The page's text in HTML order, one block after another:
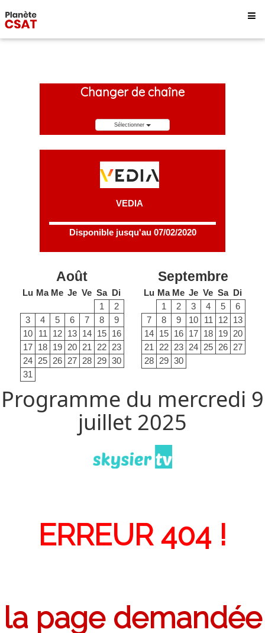
Changer de chaîne
Sélectionner
VEDIA
Disponible jusqu'au 07/02/2020
Août
Lu Ma Me Je Ve Sa Di
1
2
3
4 5 6 7 8
9
10
11 12 13 14 15 16
17 18 19 20 21 22 23
24 25 26 27 28 29 30
31
Septembre
Lu Ma Me Je Ve Sa Di
1
2 3 4 5
6
7
8 9 10 11 12 13
14 15 16 17 18 19 20
21
22 23 24 25 26 27
28 29 30
Programme du mercredi 9
juillet 2025